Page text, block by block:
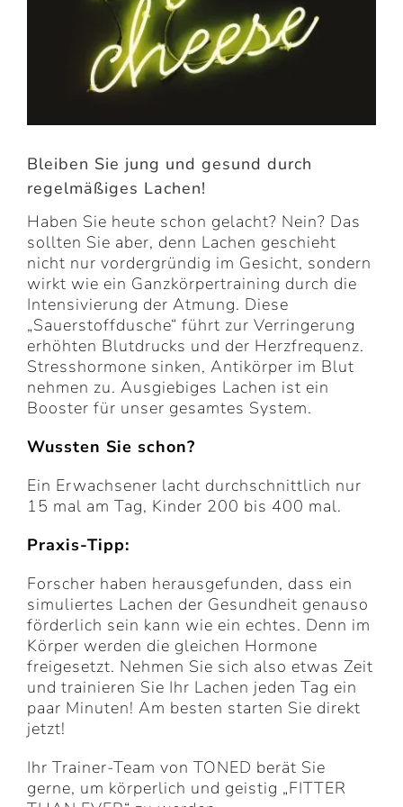
Bleiben Sie jung und gesund durch
regelmäßiges Lachen!
Haben Sie heute schon gelacht? Nein? Das
sollten Sie aber, denn Lachen geschieht
nicht nur vordergründig im Gesicht, sondern
wirkt wie ein Ganzkörpertraining durch die
Intensivierung der Atmung. Diese
„Sauerstoffdusche“ führt zur Verringerung
erhöhten Blutdrucks und der Herzfrequenz.
Stresshormone sinken, Antikörper im Blut
nehmen zu. Ausgiebiges Lachen ist ein
Booster für unser gesamtes System.
Wussten Sie schon?
Ein Erwachsener lacht durchschnittlich nur
15 mal am Tag, Kinder 200 bis 400 mal.
Praxis-Tipp:
Forscher haben herausgefunden, dass ein
simuliertes Lachen der Gesundheit genauso
förderlich sein kann wie ein echtes. Denn im
Körper werden die gleichen Hormone
freigesetzt. Nehmen Sie sich also etwas Zeit
und trainieren Sie Ihr Lachen jeden Tag ein
paar Minuten! Am besten starten Sie direkt
jetzt!
Ihr Trainer-Team von TONED berät Sie
gerne, um körperlich und geistig „FITTER